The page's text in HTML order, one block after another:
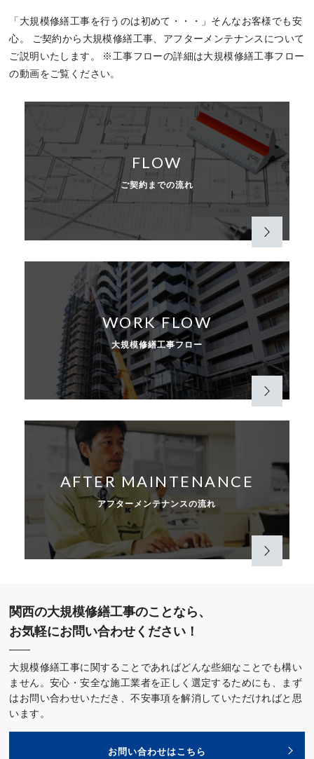
「大規模修繕工事を行うのは初めて・・・」そんなお客様でも安
心。
ご契約から大規模修繕工事、アフターメンテナンスについて
ご説明いたします。
※工事フローの詳細は大規模修繕工事フロー
の動画をご覧ください。
FLOW
ご契約までの流れ
WORK FLOW
大規模修繕工事フロー
AFTER MAINTENANCE
アフターメンテナンスの流れ
関西の大規模修繕工事のことなら、
お気軽にお問い合わせください！
大規模修繕工事に関することであればどんな些細なことでも構い
ません。安心・安全な施工業者を正しく選定するためにも、まず
はお問い合わせいただき、不安事項を解消していただければと思
います。
お問い合わせはこちら